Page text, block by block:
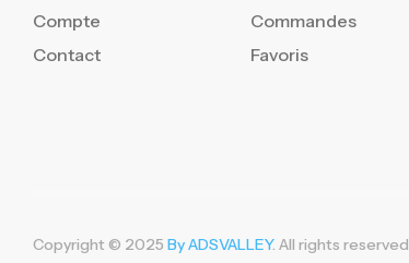
Compte
Contact
Commandes
Favoris
Copyright © 2025 By ADSVALLEY. All rights reserved